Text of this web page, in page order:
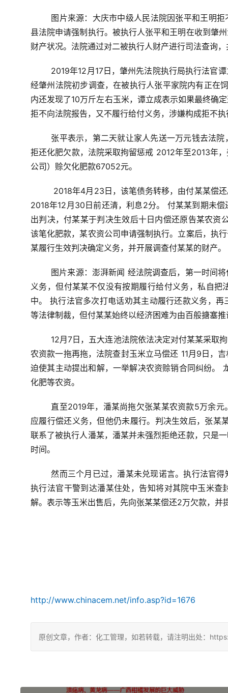
图片来源：大庆市中级人民法院因张平和王明
县法院申请强制执行。被执行人张平和王明在收到肇
财产状况。法院通过对二被执行人财产进行司法查询
2019年12月17日，肇州先法院执行局执行法官
经肇州法院初步调查，在被执行人张平家院内有正在
内还发现了10万斤左右玉米，谭立成表示如果最终确
拒不向法院报告，又不履行给付义务，涉嫌构成拒不
张平表示，第二天就让家人先送一万元钱去法
拒还化肥欠款，法院采取拘留惩戒 2012年至2013年
公司）赊欠化肥款67052元。
2018年4月23日，该笔债务转移，由付某某偿
2018年12月30日前还清，利息2分。
付某某到期未
出判决，付某某于判决生效后十日内偿还原告某农资
该笔化肥款，某农资公司申请强制执行。立案后，执
某履行生效判决确定义务，并开展调查付某某的财产。
图片来源：澎湃新闻 经法院调查后，第一时间
义务，但付某某不仅没有按期履行给付义务，私自
中。
执行法官多次打电话劝其主动履行还款义务，
等法律制裁，但付某某始终以经济困难为由百般搪塞推
12月7日，五大连池法院依法决定对付某某采取
农资款一拖再拖，法院查封玉米立马偿还 11月9日，
迫使其主动提出和解，一举解决农资赊销合同纠纷。
化肥等农资。
直至2019年，潘某尚拖欠张某某农资款5万余
应履行偿还义务，但他仍未履行。判决生效后，张某
联系了被执行人潘某，潘某并未强烈拒绝还款，只是
时间。
然而三个月已过，潘某未兑现诺言。执行法官
执行法官干警到达潘某住处，告知将对其院中玉米
解。表示等玉米出售后，先向张某某偿还2万欠款，并
http://www.chinacem.net/info.asp?id=1676
原创文章，作者：化工管理，如若转载，请注明出处：